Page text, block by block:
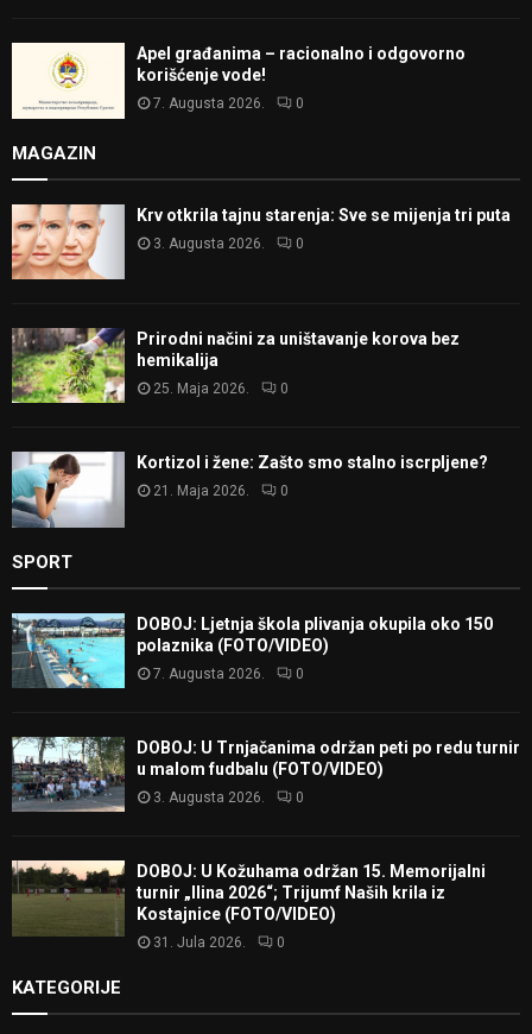
Apel građanima – racionalno i odgovorno
korišćenje vode!
7. Augusta 2026. 0
MAGAZIN
Krv otkrila tajnu starenja: Sve se mijenja tri puta
3. Augusta 2026. 0
Prirodni načini za uništavanje korova bez
hemikalija
25. Maja 2026. 0
Kortizol i žene: Zašto smo stalno iscrpljene?
21. Maja 2026. 0
SPORT
DOBOJ: Ljetnja škola plivanja okupila oko 150
polaznika (FOTO/VIDEO)
7. Augusta 2026. 0
DOBOJ: U Trnjačanima održan peti po redu turnir
u malom fudbalu (FOTO/VIDEO)
3. Augusta 2026. 0
DOBOJ: U Kožuhama održan 15. Memorijalni
turnir „Ilina 2026“; Trijumf Naših krila iz
Kostajnice (FOTO/VIDEO)
31. Jula 2026. 0
KATEGORIJE